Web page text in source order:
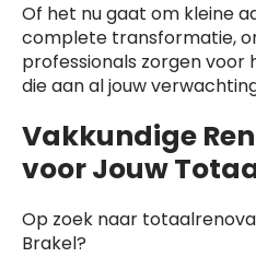
Of het nu gaat om kleine
complete transformatie,
professionals zorgen
die aan al jouw
Vakkundige
voor Jouw
Op zoek naar
Brakel?